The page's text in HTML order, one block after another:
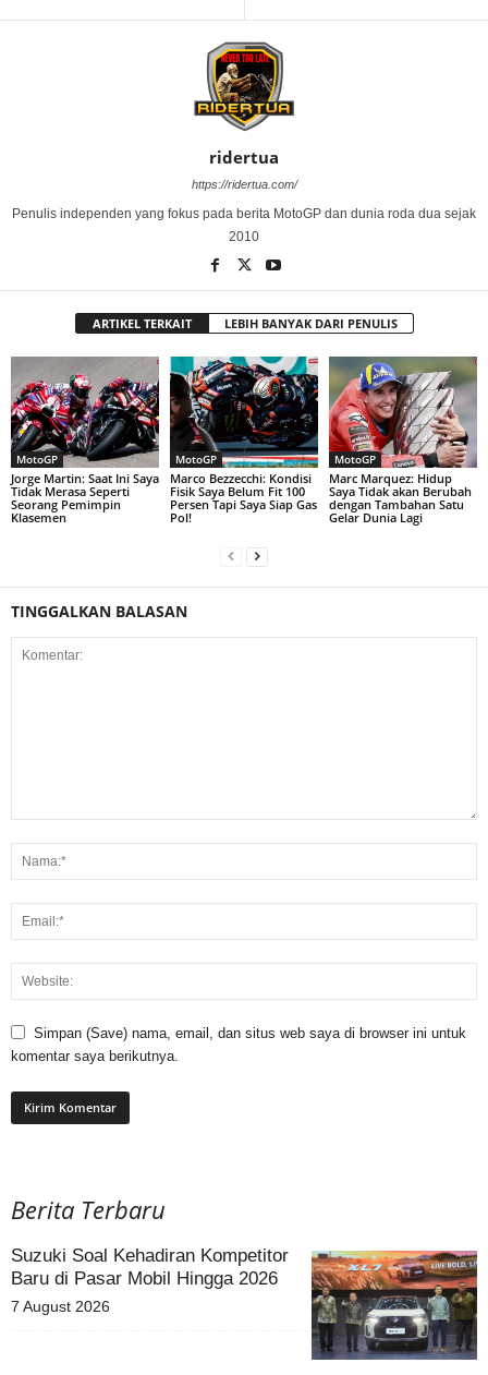
ridertua
https://ridertua.com/
Penulis independen yang fokus pada berita MotoGP dan dunia roda dua sejak
2010
ARTIKEL TERKAIT LEBIH BANYAK DARI PENULIS
MotoGP
Jorge Martin: Saat Ini Saya
Tidak Merasa Seperti
Seorang Pemimpin
Klasemen
MotoGP
Marco Bezzecchi: Kondisi
Fisik Saya Belum Fit 100
Persen Tapi Saya Siap Gas
Pol!
MotoGP
Marc Marquez: Hidup
Saya Tidak akan Berubah
dengan Tambahan Satu
Gelar Dunia Lagi
TINGGALKAN BALASAN
Simpan (Save) nama, email, dan situs web saya di browser ini untuk
komentar saya berikutnya.
Berita Terbaru
Suzuki Soal Kehadiran Kompetitor
Baru di Pasar Mobil Hingga 2026
7 August 2026